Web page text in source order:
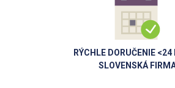
RÝCHLE DORUČENIE <24
SLOVENSKÁ